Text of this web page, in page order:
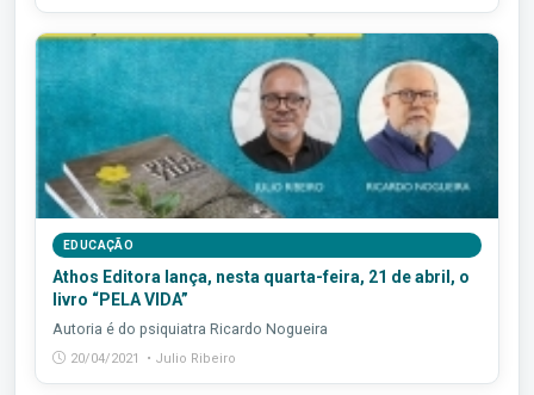
EDUCAÇÃO
Athos Editora lança, nesta quarta-feira, 21 de abril, o
livro “PELA VIDA”
Autoria é do psiquiatra Ricardo Nogueira
20/04/2021 • Julio Ribeiro